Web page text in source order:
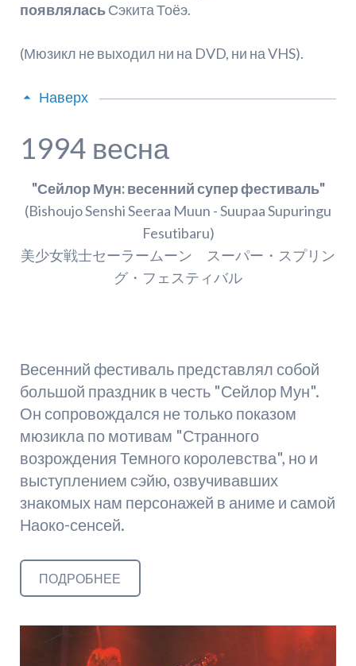
появляласьСэкита Тоёэ.
(Мюзикл не выходил ни на DVD, ни на VHS).
Наверх
1994 весна
"Сейлор Мун: весенний супер фестиваль"
(Bishoujo Senshi Seeraa Muun - Suupaa Supuringu
Fesutibaru)
美少女戦士セーラームーン スーパー・スプリン
グ・フェスティバル
Весенний фестиваль представлял собой
большой праздник в честь "Сейлор Мун".
Он сопровождался не только показом
мюзикла по мотивам "Странного
возрождения Темного королевства", но и
выступлением сэйю, озвучивавших
знакомых нам персонажей в аниме и самой
Наоко-сенсей.
ПОДРОБНЕЕ